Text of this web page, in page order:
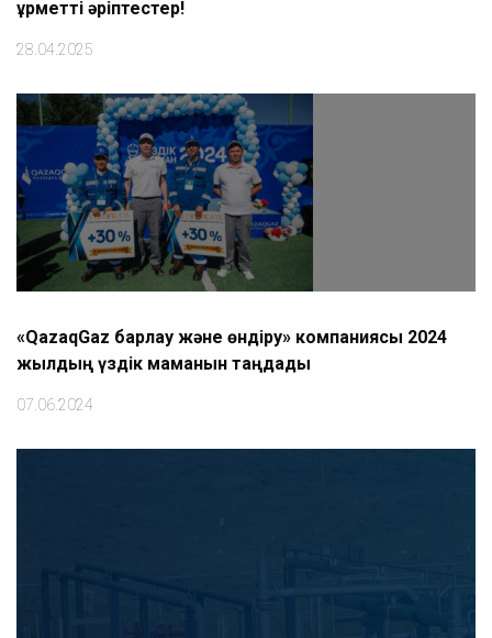
Құрметті әріптестер!
28.04.2025
«QazaqGaz барлау және өндіру» компаниясы 2024
жылдың үздік маманын таңдады
07.06.2024